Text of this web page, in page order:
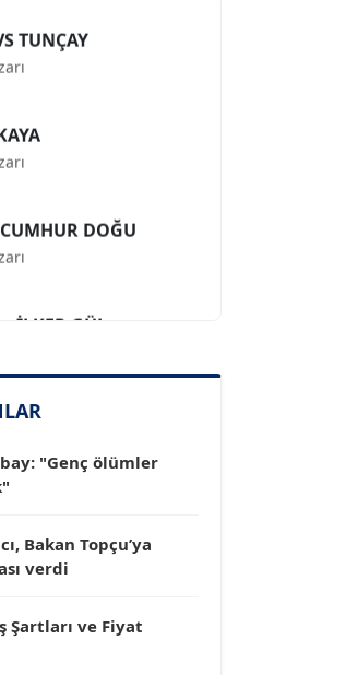
TARTAN
YÜCEL OCAK
"Genç ölümler
Bakan Topçu’ya
verdi
Şartları ve Fiyat